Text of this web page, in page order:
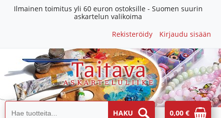
Ilmainen toimitus yli 60 euron ostoksille - Suomen suurin
askartelun valikoima
Rekisteröidy
Kirjaudu sisään
0,00 €